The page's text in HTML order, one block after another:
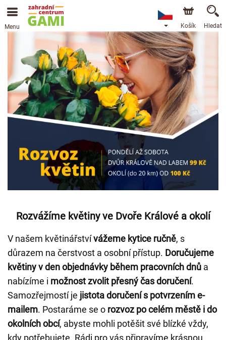
Menu Košík Hledat
Rozvážíme květiny ve Dvoře Králové a okolí
V našem květinářstvívážeme kytice ručně, s
důrazem na čerstvost a osobní přístup. Doručujeme
květiny v den objednávky během pracovních dnů a
nabízíme i možnost zvolit přesný čas doručení.
Samozřejmostí je jistota doručení s potvrzením e-
mailem. Postaráme se o rozvoz po celém městě i do
okolních obcí, abyste mohli potěšit své blízké vždy,
kdy potřebujete. Rádi pro vás připravíme krásnou